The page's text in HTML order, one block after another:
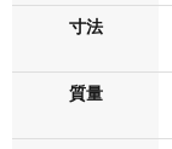
寸法
質量